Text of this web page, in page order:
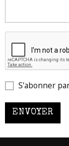
S'abonner
ENVOYER